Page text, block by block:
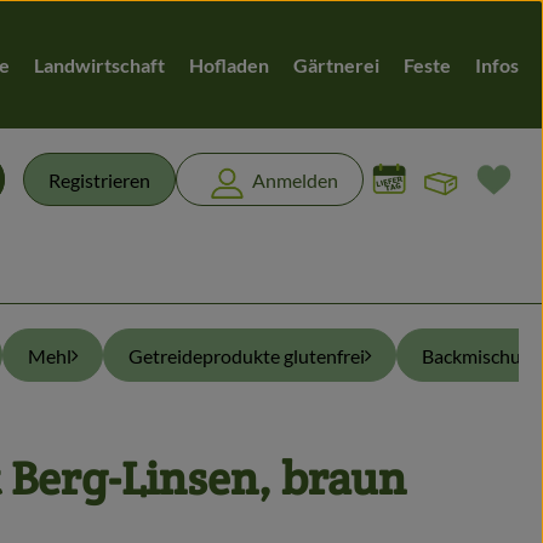
Landwirtschaft Hofladen Gärtnerei Feste Infos
Registrieren Anmelden
Mehl Getreideprodukte glutenfrei
Linsen, braun